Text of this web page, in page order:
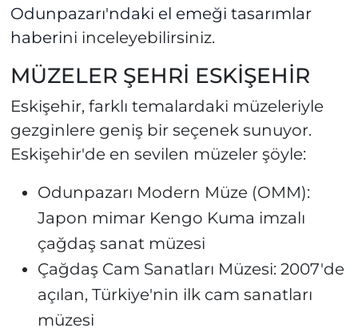
Odunpazarı'ndaki el emeği tasarımlar
haberini inceleyebilirsiniz.
MÜZELER ŞEHRİ ESKİŞEHİR
Eskişehir, farklı temalardaki müzeleriyle
gezginlere geniş bir seçenek sunuyor.
Eskişehir'de en sevilen müzeler şöyle:
Odunpazarı Modern Müze (OMM):
Japon mimar Kengo Kuma imzalı
çağdaş sanat müzesi
Çağdaş Cam Sanatları Müzesi: 2007'de
açılan, Türkiye'nin ilk cam sanatları
müzesi